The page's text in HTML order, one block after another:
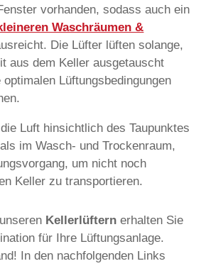
vorhanden, sodass auch ein
Waschräumen &
Die Lüfter lüften solange,
aus dem Keller ausgetauscht
Lüftungsbedingungen
Luft hinsichtlich des Taupunktes
im Wasch- und Trockenraum,
um nicht noch
Keller zu transportieren.
Kellerlüftern erhalten Sie
für Ihre Lüftungsanlage.
In den nachfolgenden Links